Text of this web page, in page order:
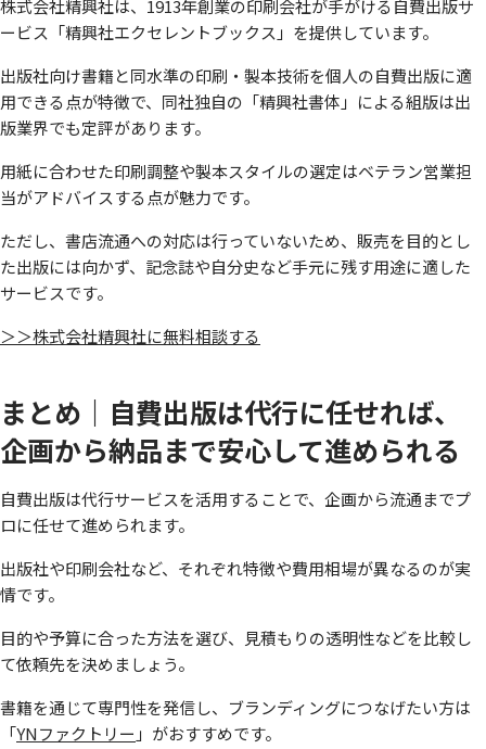
株式会社精興社は、1913年創業の印刷会社が手がける自費出版サ
ービス「精興社エクセレントブックス」を提供しています。
出版社向け書籍と同水準の印刷・製本技術を個人の自費出版に適
用できる点が特徴で、同社独自の「精興社書体」による組版は出
版業界でも定評があります。
用紙に合わせた印刷調整や製本スタイルの選定はベテラン営業担
当がアドバイスする点が魅力です。
ただし、書店流通への対応は行っていないため、販売を目的とし
た出版には向かず、記念誌や自分史など手元に残す用途に適した
サービスです。
＞＞株式会社精興社に無料相談する
まとめ｜自費出版は代行に任せれば、
企画から納品まで安心して進められる
自費出版は代行サービスを活用することで、企画から流通までプ
ロに任せて進められます。
出版社や印刷会社など、それぞれ特徴や費用相場が異なるのが実
情です。
目的や予算に合った方法を選び、見積もりの透明性などを比較し
て依頼先を決めましょう。
書籍を通じて専門性を発信し、ブランディングにつなげたい方は
「YNファクトリー 」がおすすめです。